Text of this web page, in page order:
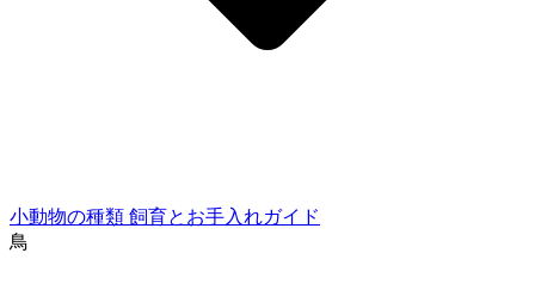
小動物の種類 飼育とお手入れガイド
鳥